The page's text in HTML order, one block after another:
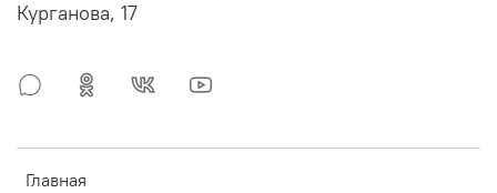
Главная
Курганова, 17